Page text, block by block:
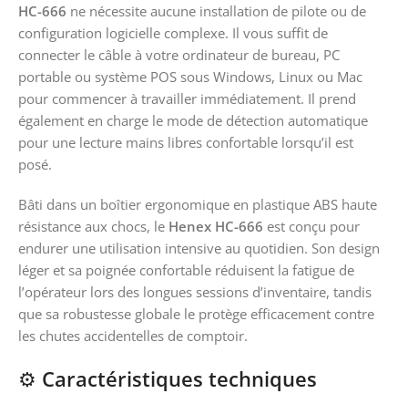
HC-666 ne nécessite aucune installation de pilote ou de
configuration logicielle complexe. Il vous suffit de
connecter le câble à votre ordinateur de bureau, PC
portable ou système POS sous Windows, Linux ou Mac
pour commencer à travailler immédiatement. Il prend
également en charge le mode de détection automatique
pour une lecture mains libres confortable lorsqu’il est
posé.
Bâti dans un boîtier ergonomique en plastique ABS haute
résistance aux chocs, le Henex HC-666 est conçu pour
endurer une utilisation intensive au quotidien. Son design
léger et sa poignée confortable réduisent la fatigue de
l’opérateur lors des longues sessions d’inventaire, tandis
que sa robustesse globale le protège efficacement contre
les chutes accidentelles de comptoir.
⚙️ Caractéristiques techniques